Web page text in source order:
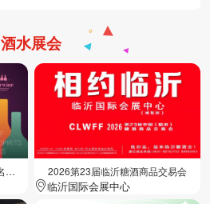
酒水展会
2026第37届中国（广州）国际名酒展览会 2026第23届临沂糖酒商品交易会
临沂国际会展中心